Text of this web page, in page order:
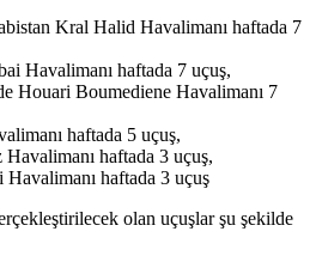
Kral Halid Havalimanı haftada 7
Havalimanı haftada 7 uçuş,
Houari Boumediene Havalimanı 7
haftada 5 uçuş,
Havalimanı haftada 3 uçuş,
Havalimanı haftada 3 uçuş
olan uçuşlar şu şekilde